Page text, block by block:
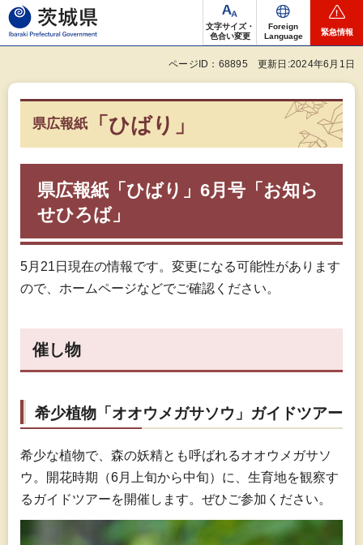
茨城県
文字サイズ・
色合い変更
Foreign
Language
緊急情報
ページID：68895 更新日:2024年6月1日
県広報紙 「ひばり」
県広報紙「ひばり」6月号「お知ら
せひろば」
5月21日現在の情報です。変更になる可能性があります
ので、ホームページなどでご確認ください。
催し物
希少植物「オオウメガサソウ」ガイドツアー
希少な植物で、森の妖精とも呼ばれるオオウメガサソ
ウ。開花時期（6月上旬から中旬）に、生育地を観察す
るガイドツアーを開催します。ぜひご参加ください。